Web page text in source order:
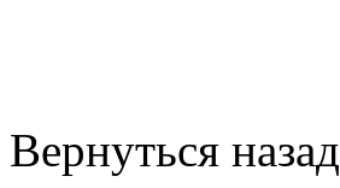
Вернуться назад